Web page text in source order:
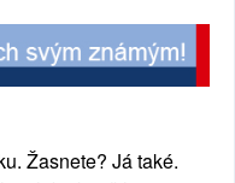
Žasnete? Já také.